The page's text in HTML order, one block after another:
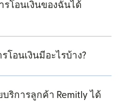
โอนเงินของฉันได้
โอนเงินมีอะไรบ้าง?
ริการลูกค้า Remitly ได้